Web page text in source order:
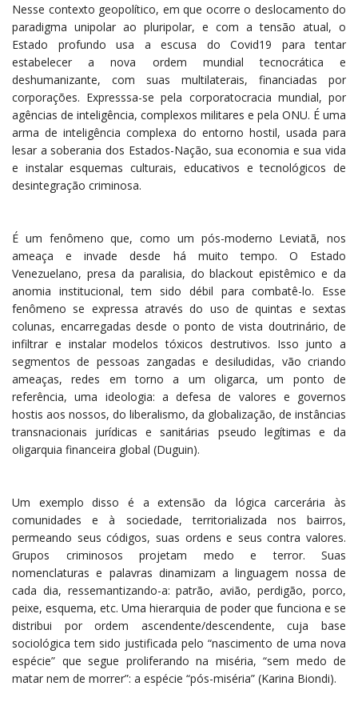
Nesse contexto geopolítico, em que ocorre o deslocamento do
paradigma unipolar ao pluripolar, e com a tensão atual, o
Estado profundo usa a escusa do Covid19 para tentar
estabelecer a nova ordem mundial tecnocrática e
deshumanizante, com suas multilaterais, financiadas por
corporações. Expresssa-se pela corporatocracia mundial, por
agências de inteligência, complexos militares e pela ONU. É uma
arma de inteligência complexa do entorno hostil, usada para
lesar a soberania dos Estados-Nação, sua economia e sua vida
e instalar esquemas culturais, educativos e tecnológicos de
desintegração criminosa.
É um fenômeno que, como um pós-moderno Leviatã, nos
ameaça e invade desde há muito tempo. O Estado
Venezuelano, presa da paralisia, do blackout epistêmico e da
anomia institucional, tem sido débil para combatê-lo. Esse
fenômeno se expressa através do uso de quintas e sextas
colunas, encarregadas desde o ponto de vista doutrinário, de
infiltrar e instalar modelos tóxicos destrutivos. Isso junto a
segmentos de pessoas zangadas e desiludidas, vão criando
ameaças, redes em torno a um oligarca, um ponto de
referência, uma ideologia: a defesa de valores e governos
hostis aos nossos, do liberalismo, da globalização, de instâncias
transnacionais jurídicas e sanitárias pseudo legítimas e da
oligarquia financeira global (Duguin).
Um exemplo disso é a extensão da lógica carcerária às
comunidades e à sociedade, territorializada nos bairros,
permeando seus códigos, suas ordens e seus contra valores.
Grupos criminosos projetam medo e terror. Suas
nomenclaturas e palavras dinamizam a linguagem nossa de
cada dia, ressemantizando-a: patrão, avião, perdigão, porco,
peixe, esquema, etc. Uma hierarquia de poder que funciona e se
distribui por ordem ascendente/descendente, cuja base
sociológica tem sido justificada pelo “nascimento de uma nova
espécie” que segue proliferando na miséria, “sem medo de
matar nem de morrer”: a espécie “pós-miséria” (Karina Biondi).